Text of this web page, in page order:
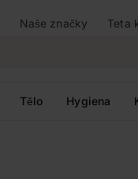
Naše značky Teta
Tělo Hygiena